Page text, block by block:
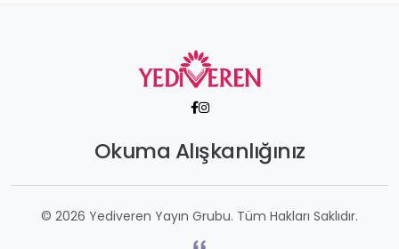
Okuma Alışkanlığınız
© 2026 Yediveren Yayın Grubu. Tüm Hakları Saklıdır.